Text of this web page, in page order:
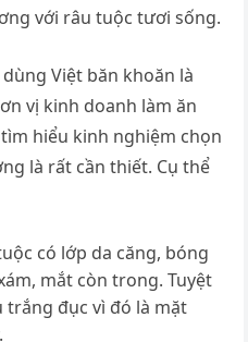
với râu tuộc tươi sống.
Việt băn khoăn là
vị kinh doanh làm ăn
hiểu kinh nghiệm chọn
là rất cần thiết. Cụ thể
có lớp da căng, bóng
mắt còn trong. Tuyệt
đục vì đó là mặt